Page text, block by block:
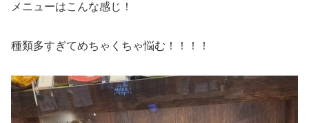
メニューはこんな感じ！
種類多すぎてめちゃくちゃ悩む！！！！